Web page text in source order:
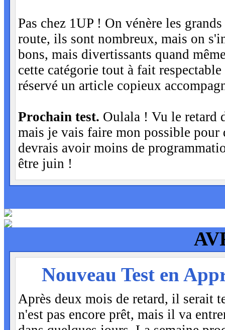
Pas chez 1UP ! On vénère les
route, ils sont nombreux, mais on
bons, mais divertissants quand
cette catégorie tout à fait
réservé un article copieux
Prochain test. Oulala ! Vu le retard
mais je vais faire mon possible pour
devrais avoir moins de
être juin !
Nouveau Test en
Après deux mois de retard, il serait
n'est pas encore prêt, mais il va